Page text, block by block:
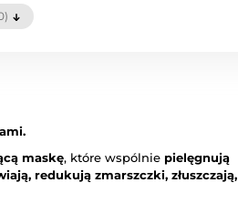
maskę, które wspólnie pielęgnują
redukują zmarszczki, złuszczają,